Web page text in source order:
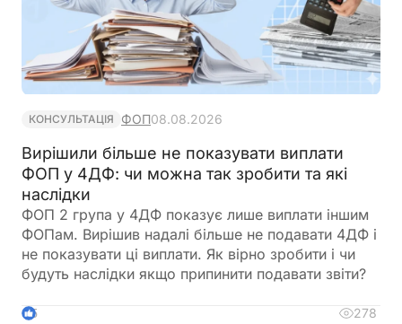
КОНСУЛЬТАЦІЯ ФОП08.08.2026
Вирішили більше не показувати виплати
ФОП у 4ДФ: чи можна так зробити та які
наслідки
ФОП 2 група у 4ДФ показує лише виплати іншим
ФОПам. Вирішив надалі більше не подавати 4ДФ і
не показувати ці виплати. Як вірно зробити і чи
будуть наслідки якщо припинити подавати звіти?
5
278